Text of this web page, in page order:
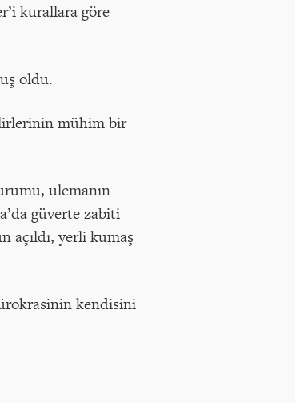
kurallara göre
oldu.
mühim bir
ulemanın
güverte zabiti
açıldı, yerli kumaş
kendisini